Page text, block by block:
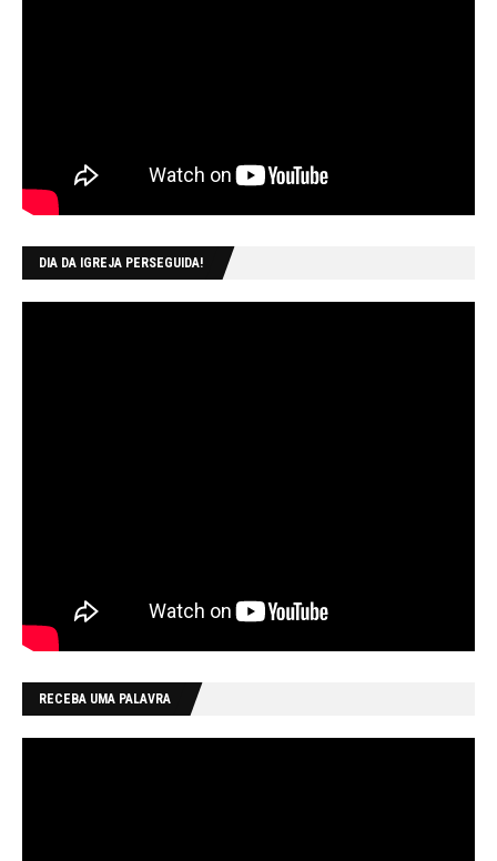
DIA DA IGREJA PERSEGUIDA!
RECEBA UMA PALAVRA